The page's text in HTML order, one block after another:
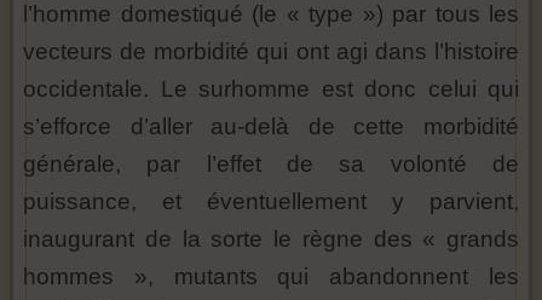
l’homme domestiqué (le « type ») par tous les
vecteurs de morbidité qui ont agi dans l’histoire
occidentale. Le surhomme est donc celui qui
s’efforce d’aller au-delà de cette morbidité
générale, par l’effet de sa volonté de
puissance, et éventuellement y parvient,
inaugurant de la sorte le règne des « grands
hommes », mutants qui abandonnent les